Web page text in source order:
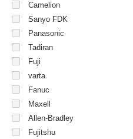
Camelion
Sanyo FDK
Panasonic
Tadiran
Fuji
varta
Fanuc
Maxell
Allen-Bradley
Fujitshu